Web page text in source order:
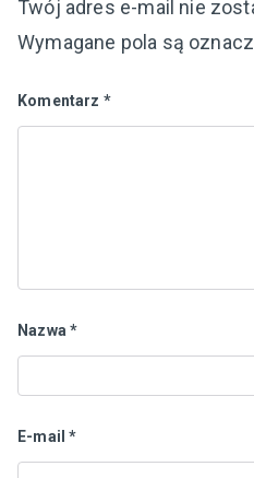
Twój adres e-mail nie
Wymagane pola są
Komentarz *
Nazwa*
E-mail*